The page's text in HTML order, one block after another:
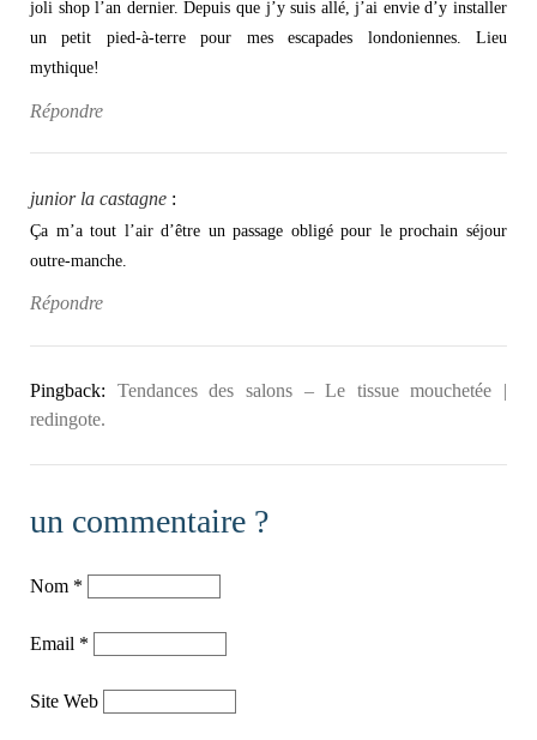
joli shop l’an dernier. Depuis que j’y suis allé, j’ai envie d’y installer
un petit pied-à-terre pour mes escapades londoniennes. Lieu
mythique!
Répondre
junior la castagne :
Ça m’a tout l’air d’être un passage obligé pour le prochain séjour
outre-manche.
Répondre
Pingback: Tendances des salons – Le tissue mouchetée |
redingote.
un commentaire ?
Nom *
Email *
Site Web